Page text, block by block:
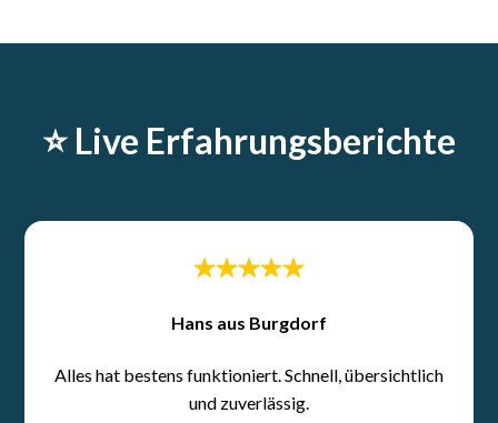
⭐️ Live Erfahrungsberichte